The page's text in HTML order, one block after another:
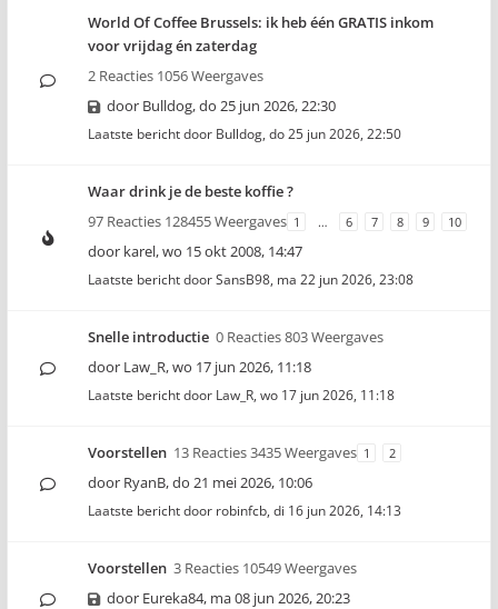
World Of Coffee Brussels: ik heb één GRATIS inkom
voor vrijdag én zaterdag
2 Reacties 1056 Weergaves
door Bulldog,do 25 jun 2026, 22:30
Laatste bericht door Bulldog, do 25 jun 2026, 22:50
Waar drink je de beste koffie ?
97 Reacties 128455 Weergaves 1 … 6 7 8 9 10
door karel,wo 15 okt 2008, 14:47
Laatste bericht doorSansB98, ma 22 jun 2026, 23:08
Snelle introductie 0 Reacties 803 Weergaves
door Law_R,wo 17 jun 2026, 11:18
Laatste bericht door Law_R, wo 17 jun 2026, 11:18
Voorstellen 13 Reacties 3435 Weergaves 1 2
door RyanB,do 21 mei 2026, 10:06
Laatste bericht door robinfcb, di 16 jun 2026, 14:13
Voorstellen 3 Reacties 10549 Weergaves
door Eureka84, ma 08 jun 2026, 20:23